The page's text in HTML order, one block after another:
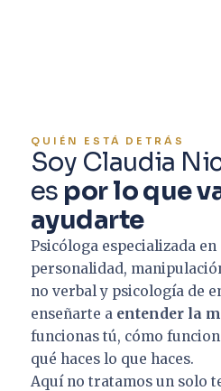
QUIÉN ESTÁ DETRÁS
Soy Claudia
es por lo que
ayudarte
Psicóloga especializada en
personalidad,
no verbal y psicología de
enseñarte a entender la
funcionas tú, cómo
qué haces lo que haces.
Aquí no tratamos un solo